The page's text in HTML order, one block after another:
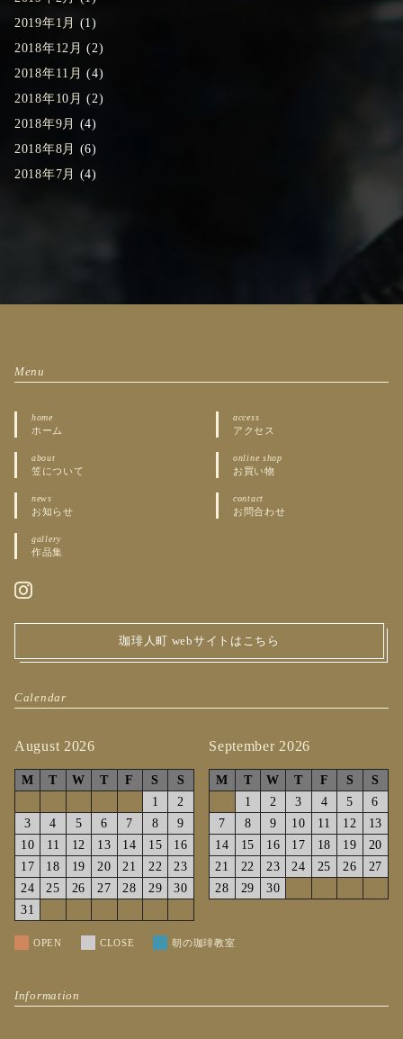
2019年1月
(1)
2018年12月 (2)
2018年11月 (4)
2018年10月 (2)
2018年9月
(4)
2018年8月
(6)
2018年7月
(4)
Menu
home
ホーム
about
笠について
news
お知らせ
gallery
作品集
access
アクセス
online shop
お買い物
contact
お問合わせ
珈琲人町 webサイトはこちら
Calendar
August 2026
M T W T F S
S
1
2
3
4 5 6 7 8
9
10
11 12 13 14 15
16
17
18 19 20 21 22
23
24
25 26 27 28 29
30
31
September 2026
M T W T F S
S
1
2 3 4 5
6
7
8 9 10 11 12
13
14
15 16 17 18 19
20
21
22 23 24 25 26
27
28
29 30
OPEN CLOSE 朝の珈琲教室
Information